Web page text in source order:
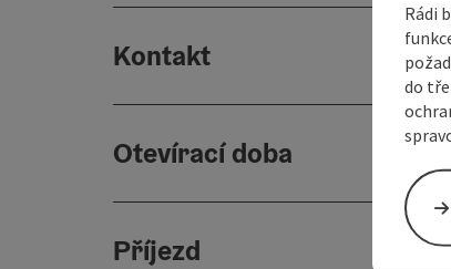
Kontakt
Otevírací doba
Příjezd
Rádi
do